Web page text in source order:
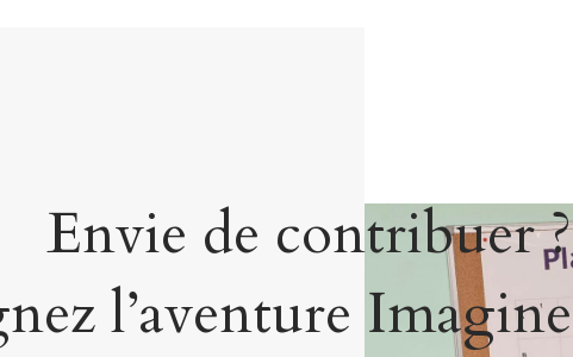
Envie de contribuer ?
l’aventure Imagine